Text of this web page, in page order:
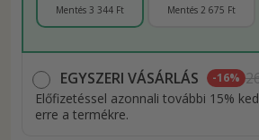
Mentés 3 344 Ft Mentés 2 675 Ft
EGYSZERI VÁSÁRLÁS -16%
Előfizetéssel azonnali további 15%
erre a termékre.